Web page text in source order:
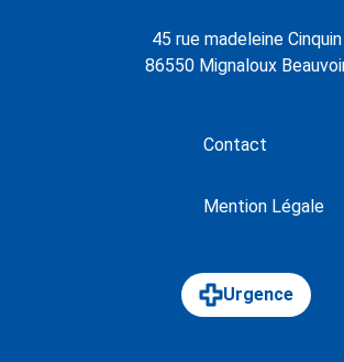
45 rue madeleine Cinquin
86550 Mignaloux
Contact
Mention Légale
Urgence